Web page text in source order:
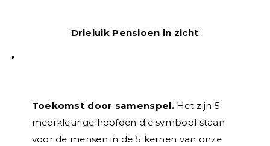
Drieluik Pensioen in zicht
Toekomst door samenspel.Het zijn 5
meerkleurige hoofden die symbool staan
voor de mensen in de 5 kernen van onze